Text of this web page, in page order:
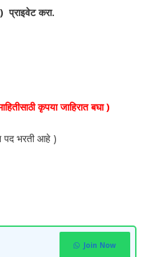
करा.
कृपया जाहिरात बघा )
पद भरती आहे )
Join Now